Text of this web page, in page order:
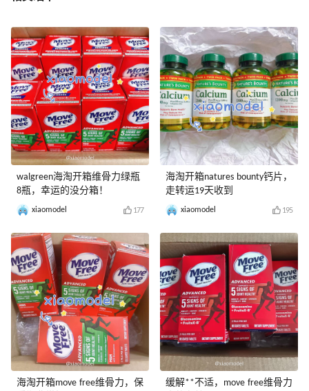
walgreen海淘开箱维骨力绿瓶
8瓶，幸运的没分箱！
xiaomodel 177
海淘开箱move free维骨力，保
海淘开箱natures bounty钙片，
走转运19天收到
xiaomodel 195
缓解**不适，move free维骨力